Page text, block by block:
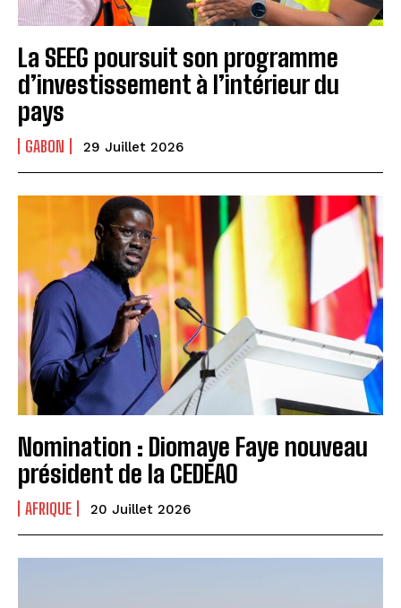
La SEEG poursuit son programme
d’investissement à l’intérieur du
pays
GABON 29 Juillet 2026
Nomination : Diomaye Faye nouveau
président de la CEDEAO
AFRIQUE 20 Juillet 2026